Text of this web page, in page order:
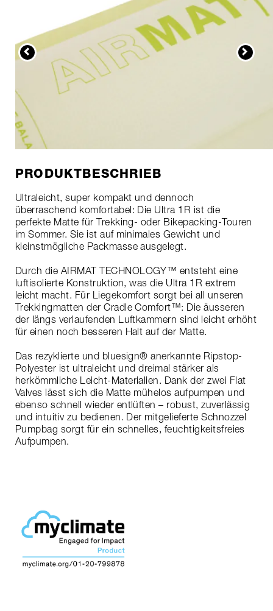
PRODUKTBESCHRIEB
Ultraleicht, super kompakt und dennoch
überraschend komfortabel: Die Ultra 1R ist die
perfekte Matte für Trekking- oder Bikepacking-Touren
im Sommer. Sie ist auf minimales Gewicht und
kleinstmögliche Packmasse ausgelegt.
Durch die AIRMAT TECHNOLOGY™ entsteht eine
luftisolierte Konstruktion, was die Ultra 1R extrem
leicht macht. Für Liegekomfort sorgt bei all unseren
Trekkingmatten der Cradle Comfort™: Die äusseren
der längs verlaufenden Luftkammern sind leicht erhöht
für einen noch besseren Halt auf der Matte.
Das rezyklierte und bluesign® anerkannte Ripstop-
Polyester ist ultraleicht und dreimal stärker als
herkömmliche Leicht-Materialien. Dank der zwei Flat
Valves lässt sich die Matte mühelos aufpumpen und
ebenso schnell wieder entlüften – robust, zuverlässig
und intuitiv zu bedienen. Der mitgelieferte Schnozzel
Pumpbag sorgt für ein schnelles, feuchtigkeitsfreies
Aufpumpen.